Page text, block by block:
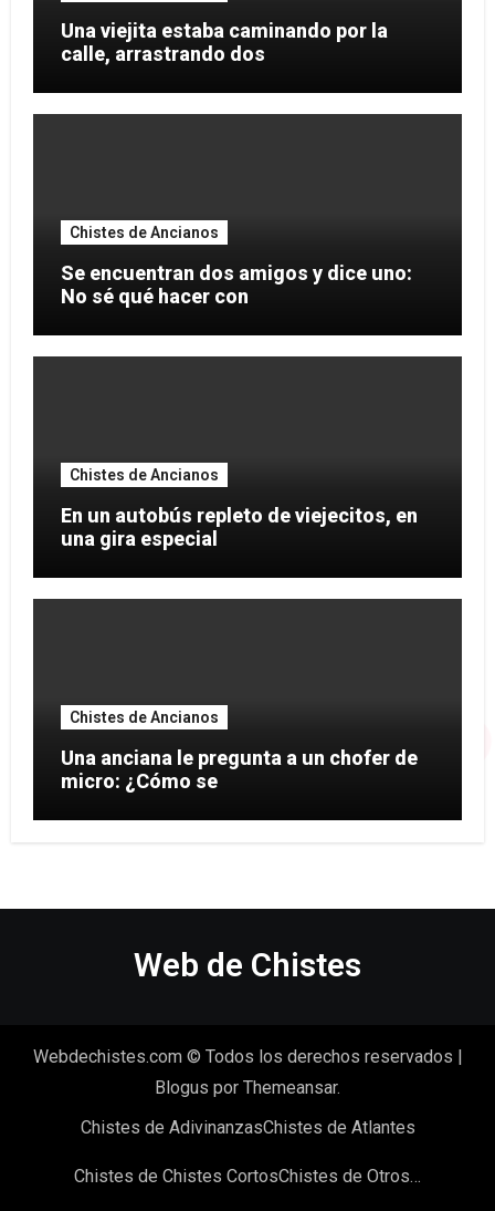
Una viejita estaba caminando por la
calle, arrastrando dos
Chistes de Ancianos
Se encuentran dos amigos y dice uno:
No sé qué hacer con
Chistes de Ancianos
En un autobús repleto de viejecitos, en
una gira especial
Chistes de Ancianos
Una anciana le pregunta a un chofer de
micro: ¿Cómo se
Web de Chistes
Webdechistes.com © Todos los derechos reservados
Blogus por Themeansar.
Chistes de AdivinanzasChistes de Atlantes
Chistes de Chistes CortosChistes de Otros…